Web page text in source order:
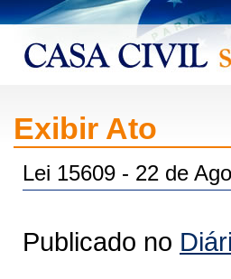
Exibir Ato
Lei 15609 - 22 de
Publicado no